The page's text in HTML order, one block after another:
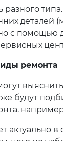
деталей
с помощью
ремонта
будут
в